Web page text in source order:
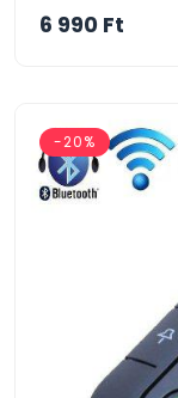
6 990 Ft
-20%